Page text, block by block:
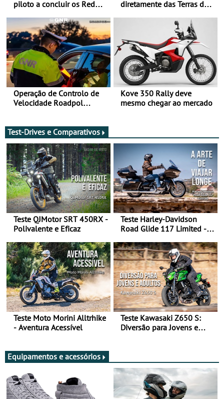
piloto a concluir os Red
moto elétrica
diretamente das Terras de
Operação de Controlo de
Velocidade Roadpol
Kove 350 Rally deve
mesmo chegar ao mercado
Test-Drives e Comparativos
Teste QJMotor SRT 450RX -
Polivalente e Eficaz
Teste Harley-Davidson
Road Glide 117 Limited - A
Teste Moto Morini Alltrhike
- Aventura Acessível
Teste Kawasaki Z650 S:
Diversão para Jovens e
Equipamentos e acessórios